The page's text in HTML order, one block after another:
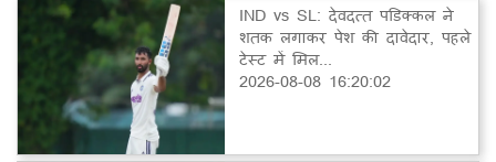
IND vs SL: देवदत्त पडिक्कल ने
शतक लगाकर पेश की दावेदार, पहले
टेस्ट में मिल...
2026-08-08 16:20:02